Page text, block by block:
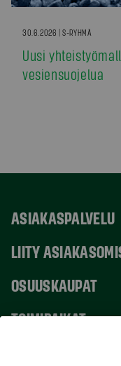
30.6.2026 | S-RYHMÄ
Uusi
vesiensuojelua
ASIAKASPALVELU
LIITY
OSUUSKAUPAT
TOIMIPAIKAT